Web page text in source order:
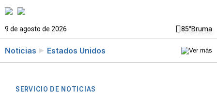
9 de agosto de 2026 85°Bruma
Noticias Estados Unidos
SERVICIO DE NOTICIAS